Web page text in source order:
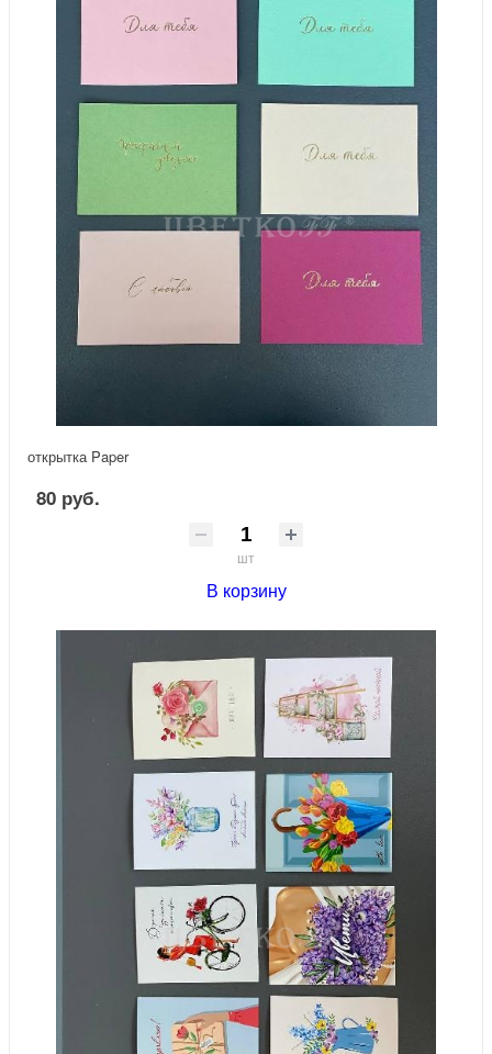
открытка Paper
80 руб.
шт
В корзину